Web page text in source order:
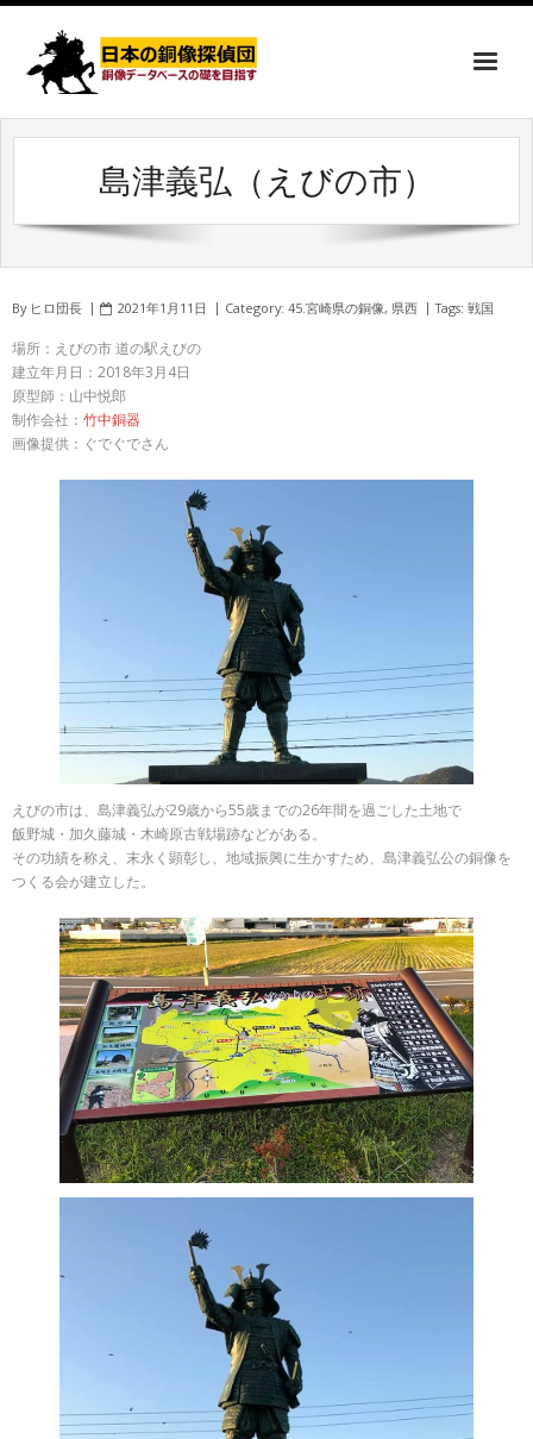
島津義弘（えびの市）
By ヒロ団長 2021年1月11日 Category: 45.宮崎県の銅像, 県西 Tags: 戦国
場所：えびの市 道の駅えびの
建立年月日：2018年3月4日
原型師：山中悦郎
制作会社： 竹中銅器
画像提供：ぐでぐでさん
えびの市は、島津義弘が29歳から55歳までの26年間を過ごした土地で
飯野城・加久藤城・木崎原古戦場跡などがある。
その功績を称え、末永く顕彰し、地域振興に生かすため、島津義弘公の銅像を
つくる会が建立した。